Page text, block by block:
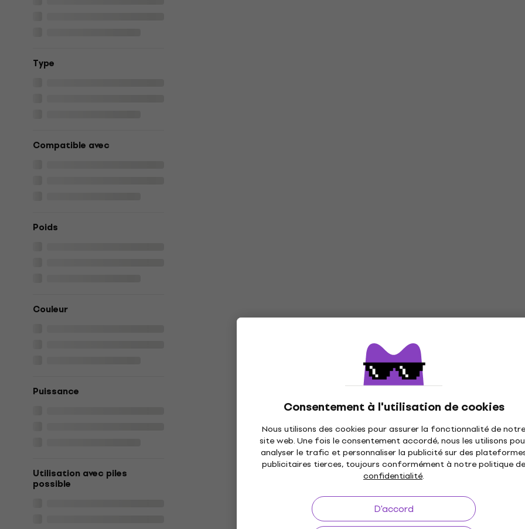
Consentement à l'utilisation de cookies
Nous utilisons des cookies pour assurer la fonctionnalité de notre
site web. Une fois le consentement accordé, nous les utilisons
analyser le trafic et personnaliser la publicité sur des
publicitaires tierces, toujours conformément à notre politique de
confidentialité.
D'accord
Type
Compatible avec
Poids
Couleur
Puissance
Utilisation avec piles
possible